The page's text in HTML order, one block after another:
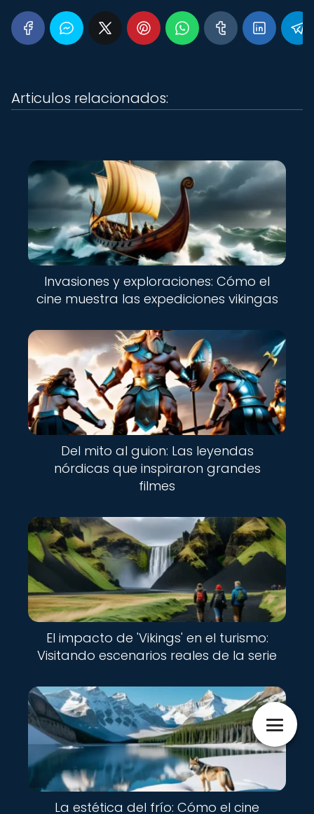
Articulos relacionados:
Invasiones y exploraciones: Cómo el
cine muestra las expediciones vikingas
Del mito al guion: Las leyendas
nórdicas que inspiraron grandes
filmes
El impacto de 'Vikings' en el turismo:
Visitando escenarios reales de la serie
La estética del frío: Cómo el cine